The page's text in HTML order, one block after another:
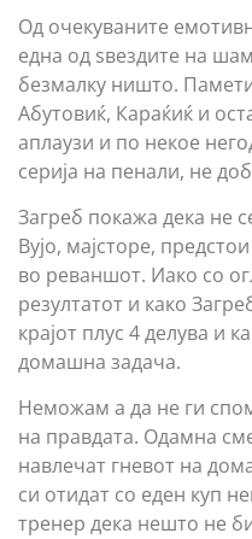
Од очекуваните
една од ѕвездите на
безмалку ништо.
Абутовиќ, Караќиќ и
аплаузи и по некое
серија на пенали, не
Загреб покажа дека не
Вујо, мајсторе,
во реваншот. Иако со
резултатот и како
крајот плус 4 делува и
домашна задача.
Неможам а да не ги
на правдата. Одамна
навлечат гневот на
си отидат со еден куп
тренер дека нешто не